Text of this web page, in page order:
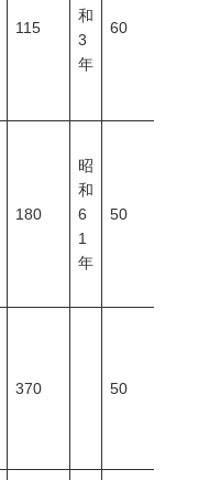
115
和
3
年
60
180
昭
和
6
1
年
50
370 50